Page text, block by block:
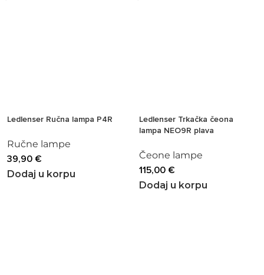
Ledlenser Ručna lampa P4R
Ručne lampe
39,90 €
Dodaj u korpu
Ledlenser Trkačka čeona
lampa NEO9R plava
Čeone lampe
115,00 €
Dodaj u korpu